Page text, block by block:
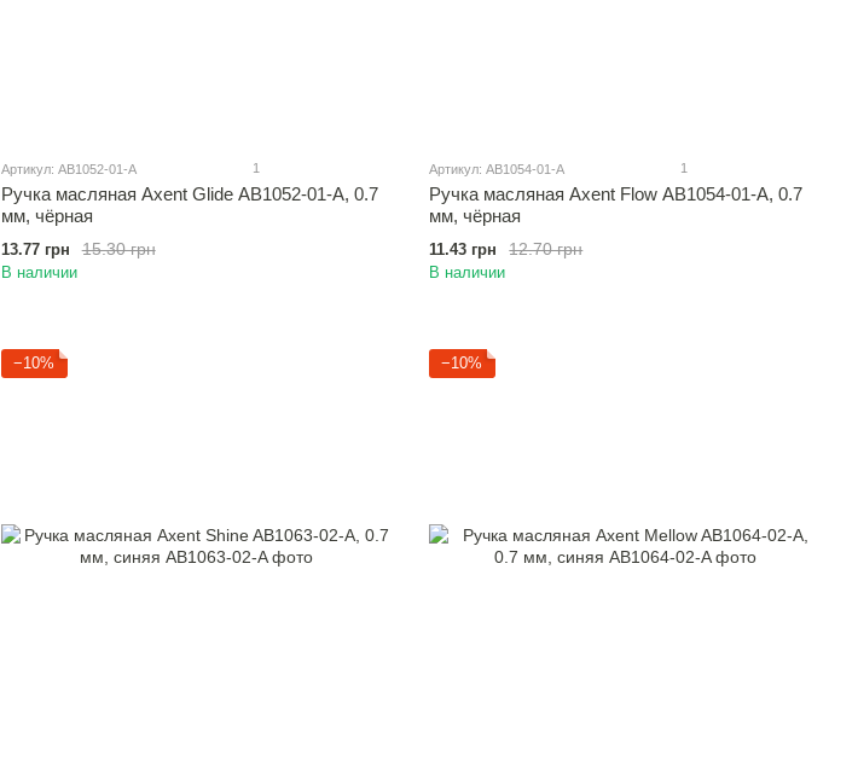
Артикул: AB1052-01-A 1
Ручка масляная Axent Glide AB1052-01-A, 0.7
мм, чёрная
15.30 грн
13.77 грн
В наличии
Артикул: AB1054-01-A 1
Ручка масляная Axent Flow AB1054-01-A, 0.7
мм, чёрная
12.70 грн
11.43 грн
В наличии
−10% −10%